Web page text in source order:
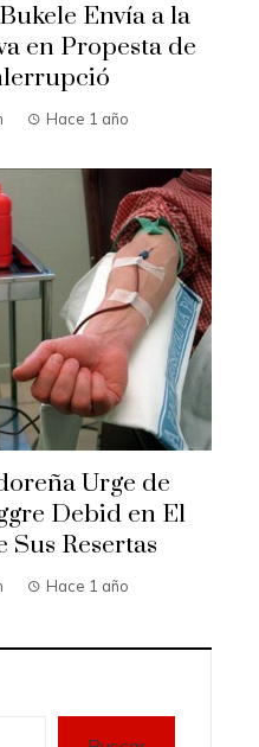
Envía a la
en Propesta de
Hace 1 año
Urge de
Debid en El
Sus Resertas
Hace 1 año